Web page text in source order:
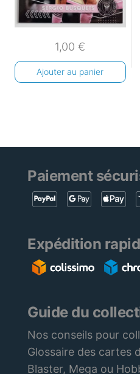
1,00€
Ajouter au panier
Paiement
Expédition
Guide du
Nos conseils pour
Glossaire des cartes
Blaster, Mega ou